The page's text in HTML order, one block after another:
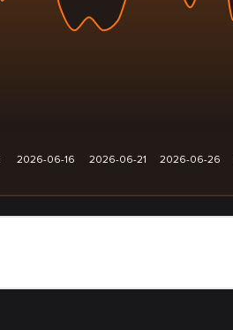
2026-06-16 2026-06-21 2026-06-26